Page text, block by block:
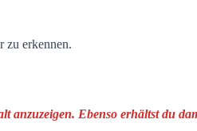
zu erkennen.
anzuzeigen. Ebenso erhältst du